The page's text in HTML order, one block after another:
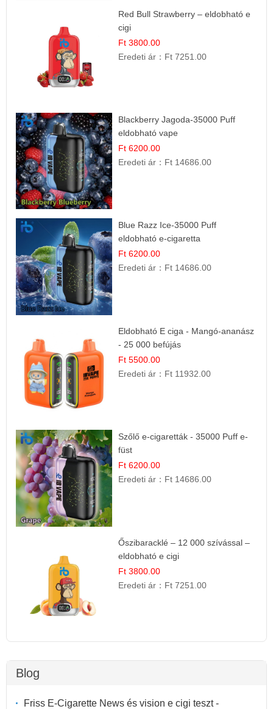
Red Bull Strawberry – eldobható e
cigi
Ft 3800.00
Eredeti ár： Ft 7251.00
Blackberry Jagoda-35000 Puff
eldobható vape
Ft 6200.00
Eredeti ár： Ft 14686.00
Blue Razz Ice-35000 Puff
eldobható e-cigaretta
Ft 6200.00
Eredeti ár： Ft 14686.00
Eldobható E ciga - Mangó-ananász
- 25 000 befújás
Ft 5500.00
Eredeti ár： Ft 11932.00
Szőlő e-cigaretták - 35000 Puff e-
füst
Ft 6200.00
Eredeti ár： Ft 14686.00
Őszibaracklé – 12 000 szívással –
eldobható e cigi
Ft 3800.00
Eredeti ár： Ft 7251.00
Blog
Friss E-Cigarette News és vision e cigi teszt -